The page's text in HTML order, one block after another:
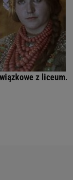
z liceum.